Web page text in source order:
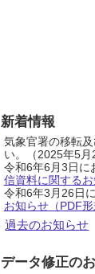
新着情報
気象官署の移転
い。（2025年5月
令和6年6月3日に
信資料に関するお
令和6年3月26日
お知らせ（PDF形
過去のお知らせ
データ修正の